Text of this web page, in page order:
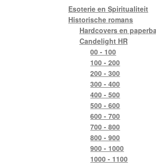
Esoterie en Spiritualiteit
Historische romans
Hardcovers en
Candelight HR
00 - 100
100 - 200
200 - 300
300 - 400
400 - 500
500 - 600
600 - 700
700 - 800
800 - 900
900 - 1000
1000 - 1100